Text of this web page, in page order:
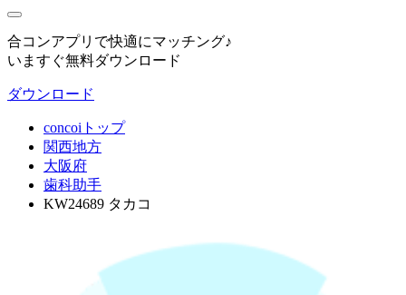
合コンアプリで快適にマッチング♪
いますぐ無料ダウンロード
ダウンロード
concoiトップ
関西地方
大阪府
歯科助手
KW24689 タカコ